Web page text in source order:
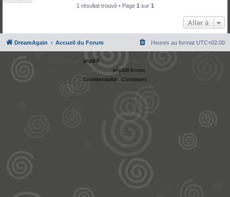
1 résultat trouvé • Page 1 sur 1
Aller à
DreamAgain Accueil du Forum Heures au format UTC+02:00
phpBB
phpBB-fr.com
Confidentialité
Conditions